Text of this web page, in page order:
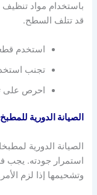
باستخدام مواد
قد تتلف السطح.
استخدم
تجنب
احرص على
الصيانة الدورية للمطبخ
الصيانة الدورية
استمرار جودته. يجب
وتشحيمها إذا لزم